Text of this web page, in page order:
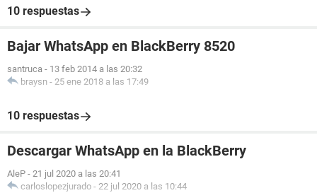
10 respuestas
Bajar WhatsApp en BlackBerry 8520
santruca - 13 feb 2014 a las 20:32
braysn - 25 ene 2018 a las 17:49
10 respuestas
Descargar WhatsApp en la BlackBerry
AleP - 21 jul 2020 a las 20:41
carloslopezjurado - 22 jul 2020 a las 10:44